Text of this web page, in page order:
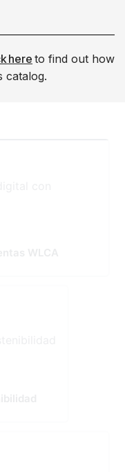
hereto find out how
catalog.